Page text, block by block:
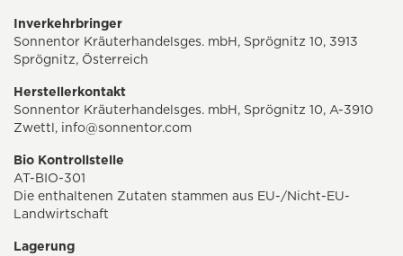
Inverkehrbringer
Sonnentor Kräuterhandelsges. mbH, Sprögnitz 10, 3913
Sprögnitz, Österreich
Herstellerkontakt
Sonnentor Kräuterhandelsges. mbH, Sprögnitz 10, A-3910
Zwettl, info@sonnentor.com
Bio Kontrollstelle
AT-BIO-301
Die enthaltenen Zutaten stammen aus EU-/Nicht-EU-
Landwirtschaft
Lagerung